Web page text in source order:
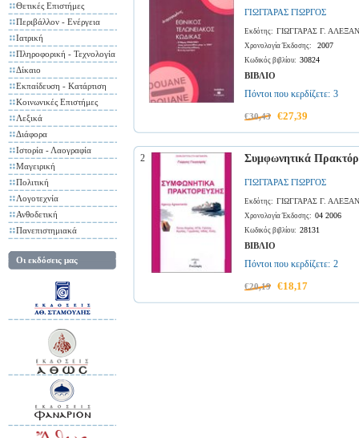
Θετικές Επιστήμες
Περιβάλλον - Ενέργεια
Ιατρική
Πληροφορική - Τεχνολογία
Δίκαιο
Εκπαίδευση - Κατάρτιση
Κοινωνικές Επιστήμες
Λεξικά
Διάφορα
Ιστορία - Λαογραφία
Μαγειρική
Πολιτική
Λογοτεχνία
Ανθοδετική
Πανεπιστημιακά
Οι εκδόσεις μας
ΓΙΩΓΓΑΡΑΣ ΓΙΩΡΓΟΣ
Εκδότης: ΓΙΩΓΓΑΡΑΣ Γ.
Χρονολογία Έκδοσης: 2007
Κωδικός βιβλίου: 30824
ΒΙΒΛΙΟ
Πόντοι που κερδίζετε: 3
€30,43 €27,39
2 Συμφωνητικά
ΓΙΩΓΓΑΡΑΣ ΓΙΩΡΓΟΣ
Εκδότης: ΓΙΩΓΓΑΡΑΣ Γ.
Χρονολογία Έκδοσης: 04 2006
Κωδικός βιβλίου: 28131
ΒΙΒΛΙΟ
Πόντοι που κερδίζετε: 2
€20,19 €18,17